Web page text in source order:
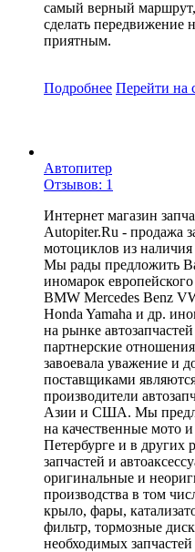
самый верный
сделать передвижение
приятным.
Подробнее Перейти на
Автопитер
Отзывов: 1
Интернет магазин
Autopiter.Ru - продажа
мотоциклов из наличия
Мы рады предложить
иномарок
BMW Mercedes Benz
Honda Yamaha и др.
на рынке
партнерские
завоевала уважение и
поставщиками
производители
Азии и США. Мы
на качественные мото
Петербурге и в других
запчастей и
оригинальные и
производства в том
крыло, фары,
фильтр, тормозные
необходимых